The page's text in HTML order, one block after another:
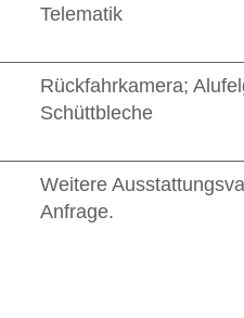
Telematik
Rückfahrkamera;
Schüttbleche
Weitere
Anfrage.